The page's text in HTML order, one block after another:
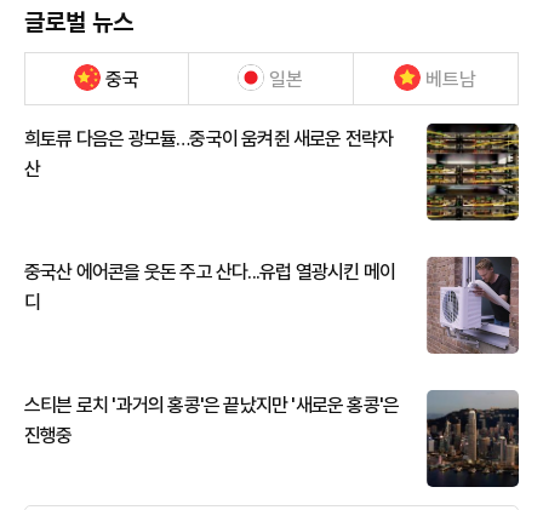
글로벌 뉴스
중국 일본 베트남
희토류 다음은 광모듈…중국이 움켜쥔 새로운 전략자
산
중국산 에어콘을 웃돈 주고 산다...유럽 열광시킨 메이
디
스티븐 로치 '과거의 홍콩'은 끝났지만 '새로운 홍콩'은
진행중